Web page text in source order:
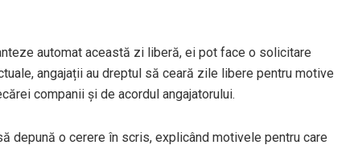
automat această zi liberă, ei pot face o solicitare
angajații au dreptul să ceară zile libere pentru motive
companii și de acordul angajatorului.
depună o cerere în scris, explicând motivele pentru care